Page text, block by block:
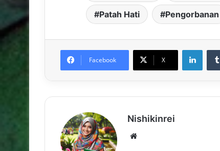
Patah Hati Pengorbanan
Facebook X
Nishikinrei